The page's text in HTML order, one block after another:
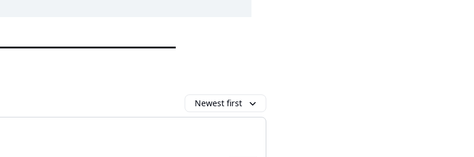
Newest first